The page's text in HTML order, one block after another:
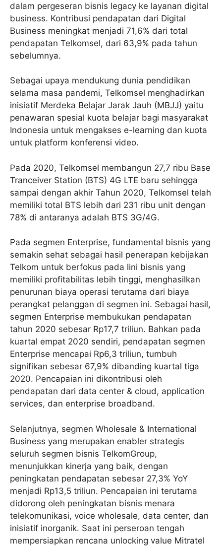
dalam pergeseran bisnis legacy ke layanan digital
business. Kontribusi pendapatan dari Digital
Business meningkat menjadi 71,6% dari total
pendapatan Telkomsel, dari 63,9% pada tahun
sebelumnya.
Sebagai upaya mendukung dunia pendidikan
selama masa pandemi, Telkomsel menghadirkan
inisiatif Merdeka Belajar Jarak Jauh (MBJJ) yaitu
penawaran spesial kuota belajar bagi masyarakat
Indonesia untuk mengakses e-learning dan kuota
untuk platform konferensi video.
Pada 2020, Telkomsel membangun 27,7 ribu Base
Tranceiver Station (BTS) 4G LTE baru sehingga
sampai dengan akhir Tahun 2020, Telkomsel telah
memiliki total BTS lebih dari 231 ribu unit dengan
78% di antaranya adalah BTS 3G/4G.
Pada segmen Enterprise, fundamental bisnis yang
semakin sehat sebagai hasil penerapan kebijakan
Telkom untuk berfokus pada lini bisnis yang
memiliki profitabilitas lebih tinggi, menghasilkan
penurunan biaya operasi terutama dari biaya
perangkat pelanggan di segmen ini. Sebagai hasil,
segmen Enterprise membukukan pendapatan
tahun 2020 sebesar Rp17,7 triliun. Bahkan pada
kuartal empat 2020 sendiri, pendapatan segmen
Enterprise mencapai Rp6,3 triliun, tumbuh
signifikan sebesar 67,9% dibanding kuartal tiga
2020. Pencapaian ini dikontribusi oleh
pendapatan dari data center & cloud, application
services, dan enterprise broadband.
Selanjutnya, segmen Wholesale & International
Business yang merupakan enabler strategis
seluruh segmen bisnis TelkomGroup,
menunjukkan kinerja yang baik, dengan
peningkatan pendapatan sebesar 27,3% YoY
menjadi Rp13,5 triliun. Pencapaian ini terutama
didorong oleh peningkatan bisnis menara
telekomunikasi, voice wholesale, data center, dan
inisiatif inorganik. Saat ini perseroan tengah
mempersiapkan rencana unlocking value Mitratel